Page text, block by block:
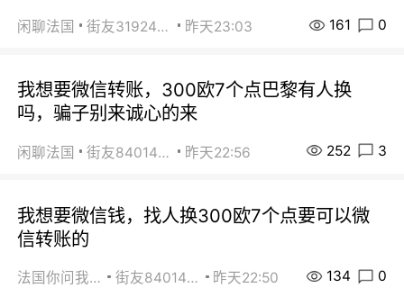
闲聊法国 街友31924072 昨天23:03 161 0
我想要微信转账，300欧7个点巴黎有人换
吗，骗子别来诚心的来
闲聊法国 街友84014588 昨天22:56 252 3
我想要微信钱，找人换300欧7个点要可以微
信转账的
法国你问我答 街友84014588 昨天22:50 134 0